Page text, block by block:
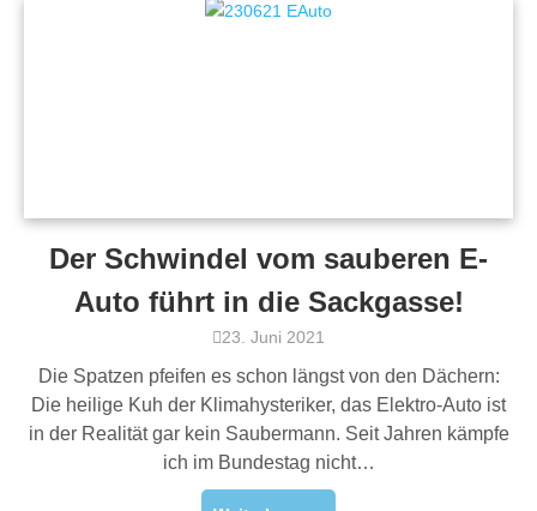
Der Schwindel vom sauberen E-
Auto führt in die Sackgasse!
23. Juni 2021
Die Spatzen pfeifen es schon längst von den Dächern:
Die heilige Kuh der Klimahysteriker, das Elektro-Auto ist
in der Realität gar kein Saubermann. Seit Jahren kämpfe
ich im Bundestag nicht…